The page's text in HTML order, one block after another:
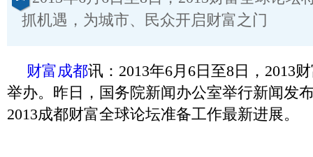
抓机遇，为城市、民众开启财富之门
财富成都讯：2013年6月6日至8日，2013
举办。昨日，国务院新闻办公室举行新闻发
2013成都财富全球论坛准备工作最新进展。